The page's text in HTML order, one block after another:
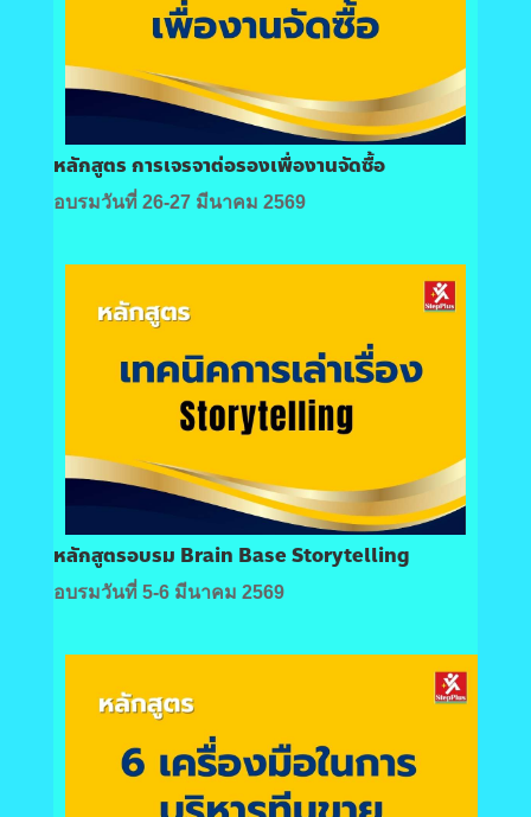
หลักสูตร การเจรจาต่อรองเพื่องานจัดซื้อ
อบรมวันที่ 26-27 มีนาคม 2569
หลักสูตรอบรม Brain Base Storytelling
อบรมวันที่ 5-6 มีนาคม 2569